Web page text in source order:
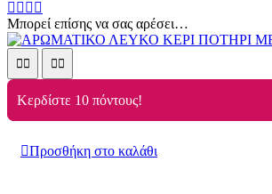
Μπορεί επίσης να σας αρέσει…
Κερδίστε 10 πόντους!
Προσθήκη στο καλάθι